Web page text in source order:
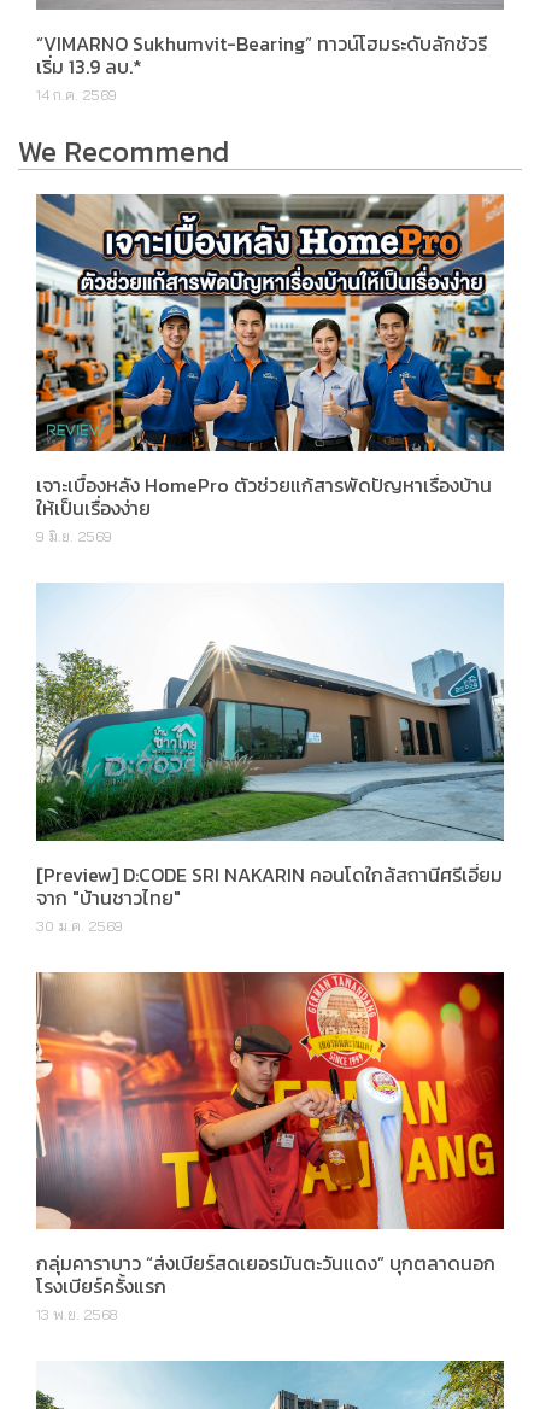
“VIMARNO Sukhumvit-Bearing” ทาวน์โฮมระดับลักชัวรี
เริ่ม 13.9 ลบ.*
14 ก.ค. 2569
We Recommend
เจาะเบื้องหลัง HomePro ตัวช่วยแก้สารพัดปัญหาเรื่องบ้าน
ให้เป็นเรื่องง่าย
9 มิ.ย. 2569
[Preview] D:CODE SRI NAKARIN คอนโดใกล้สถานีศรีเอี่ยม
จาก "บ้านชาวไทย"
30 ม.ค. 2569
กลุ่มคาราบาว “ส่งเบียร์สดเยอรมันตะวันแดง” บุกตลาดนอก
โรงเบียร์ครั้งแรก
13 พ.ย. 2568